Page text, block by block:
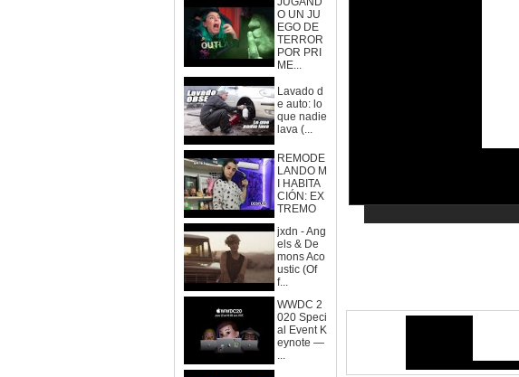
O UN JU
EGO DE
TERROR
POR PRI
ME...
Lavado d
e auto: lo
que nadie
lava (...
REMODE
LANDO M
I HABITA
CIÓN: EX
TREMO
jxdn - Ang
els & De
mons Aco
ustic (Of
f...
WWDC 2
020 Speci
al Event K
eynote —
...